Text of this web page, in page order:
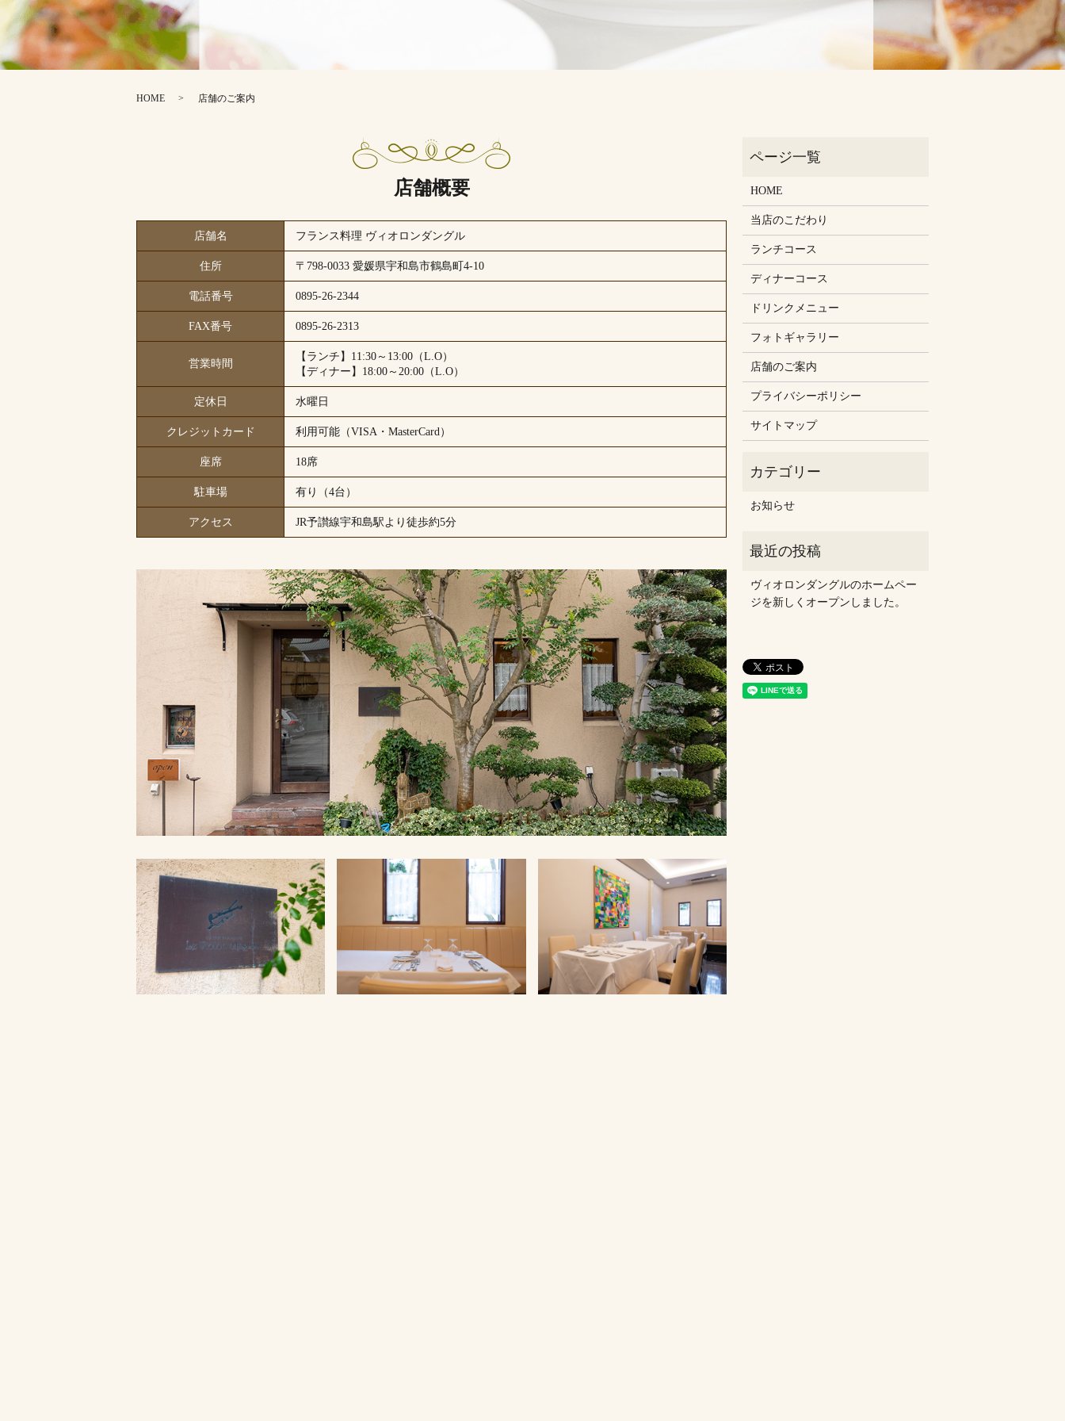
HOME 店舗のご案内
店舗概要
店舗名 フランス料理 ヴィオロンダングル
住所 〒798-0033 愛媛県宇和島市鶴島町4-10
電話番号 0895-26-2344
FAX番号 0895-26-2313
営業時間
【ランチ】11:30～13:00（L.O）
【ディナー】18:00～20:00（L.O）
定休日 水曜日
クレジットカード 利用可能（VISA・MasterCard）
座席 18席
駐車場 有り（4台）
アクセス JR予讃線宇和島駅より徒歩約5分
HOME
当店のこだわり
ランチコース
ディナーコース
ドリンクメニュー
フォトギャラリー
店舗のご案内
プライバシーポリシー
サイトマップ
お知らせ
ヴィオロンダングルのホームペー
ジを新しくオープンしました。